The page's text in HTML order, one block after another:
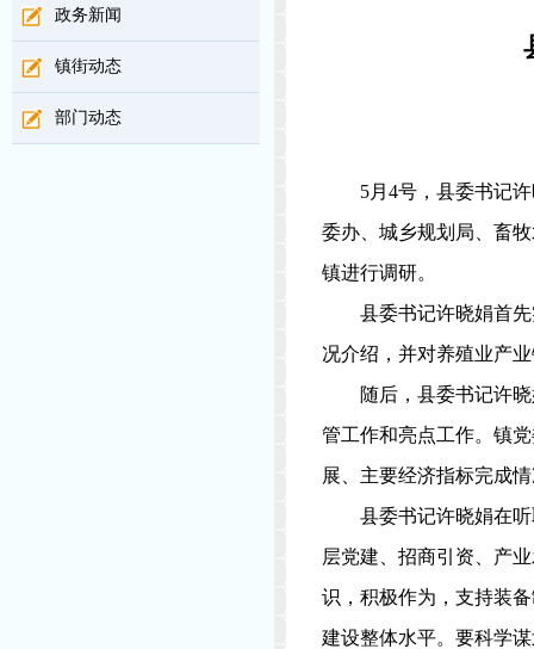
政务新闻
镇街动态
部门动态
5月 4号，县委书记
委办、城乡规划局、畜
镇进行调研。
县委书记许晓娟首
况介绍，并对养殖业产
随后，县委书记许
管工作和亮点工作。镇
展、主要经济指标完成
县委书记许晓娟在
层党建、招商引资、产
识，积极作为，支持装
建设整体水平。要科学